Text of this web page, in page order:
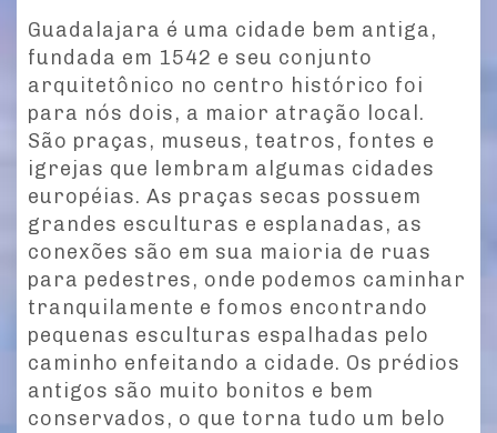
Guadalajara é uma cidade bem antiga,
fundada em 1542 e seu conjunto
arquitetônico no centro histórico foi
para nós dois, a maior atração local.
São praças, museus, teatros, fontes e
igrejas que lembram algumas cidades
européias. As praças secas possuem
grandes esculturas e esplanadas, as
conexões são em sua maioria de ruas
para pedestres, onde podemos caminhar
tranquilamente e fomos encontrando
pequenas esculturas espalhadas pelo
caminho enfeitando a cidade. Os prédios
antigos são muito bonitos e bem
conservados, o que torna tudo um belo